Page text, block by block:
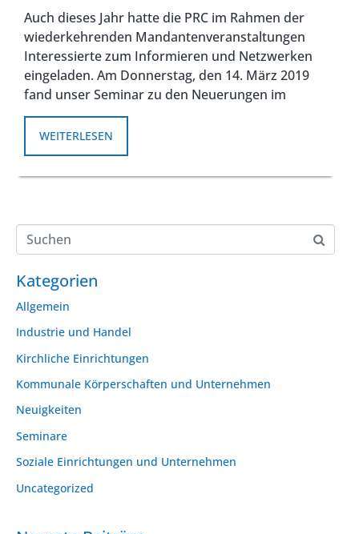
Auch dieses Jahr hatte die PRC im Rahmen der
wiederkehrenden Mandantenveranstaltungen
Interessierte zum Informieren und Netzwerken
eingeladen. Am Donnerstag, den 14. März 2019
fand unser Seminar zu den Neuerungen im
WEITERLESEN
Kategorien
Allgemein
Industrie und Handel
Kirchliche Einrichtungen
Kommunale Körperschaften und Unternehmen
Neuigkeiten
Seminare
Soziale Einrichtungen und Unternehmen
Uncategorized